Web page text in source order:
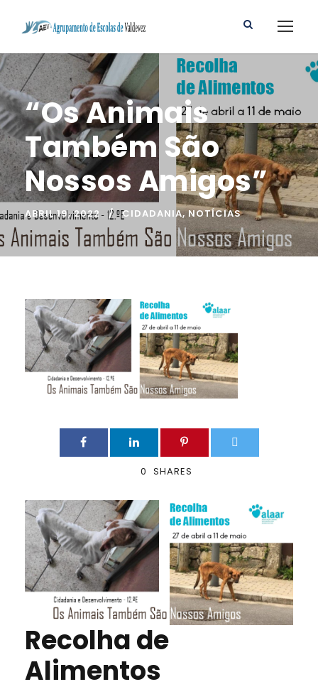
“Os Animais
Também São
Nossos Amigos”
ABRIL 19, 2022 CIDADANIA, NOTÍCIAS
0 SHARES
Recolha de
Alimentos